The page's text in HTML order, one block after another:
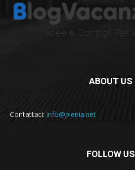
ABOUT US
Contattaci: info@plenia.net
FOLLOW US